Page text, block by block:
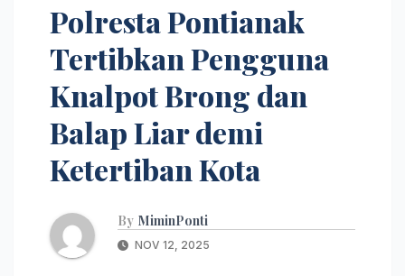
Polresta Pontianak
Tertibkan Pengguna
Knalpot Brong dan
Balap Liar demi
Ketertiban Kota
By MiminPonti
NOV 12, 2025